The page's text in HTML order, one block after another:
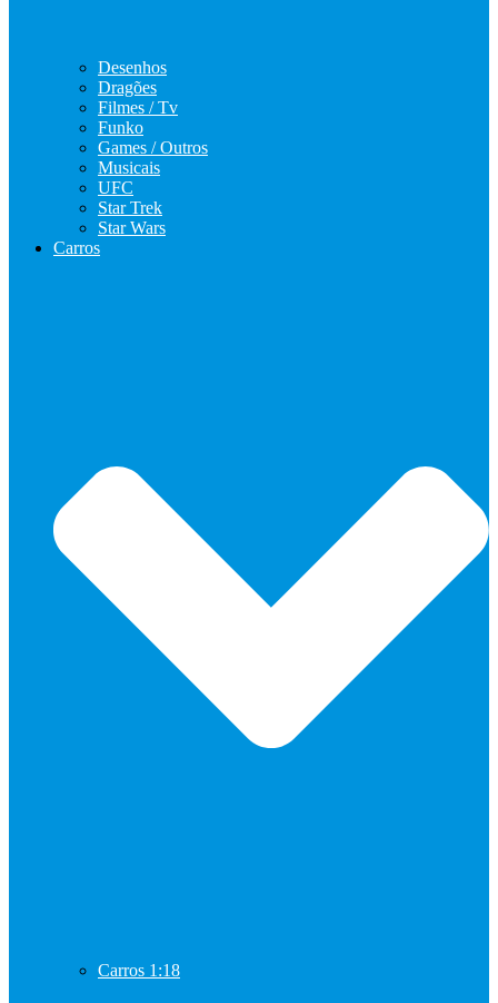
Desenhos
Dragões
Filmes / Tv
Funko
Games / Outros
Musicais
UFC
Star Trek
Star Wars
Carros
Carros 1:18